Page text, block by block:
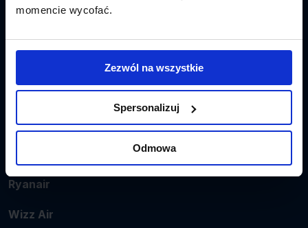
momencie wycofać.
Zezwól na wszystkie
Spersonalizuj
Odmowa
Promocje
Linie lotnicze
Ryanair
Wizz Air